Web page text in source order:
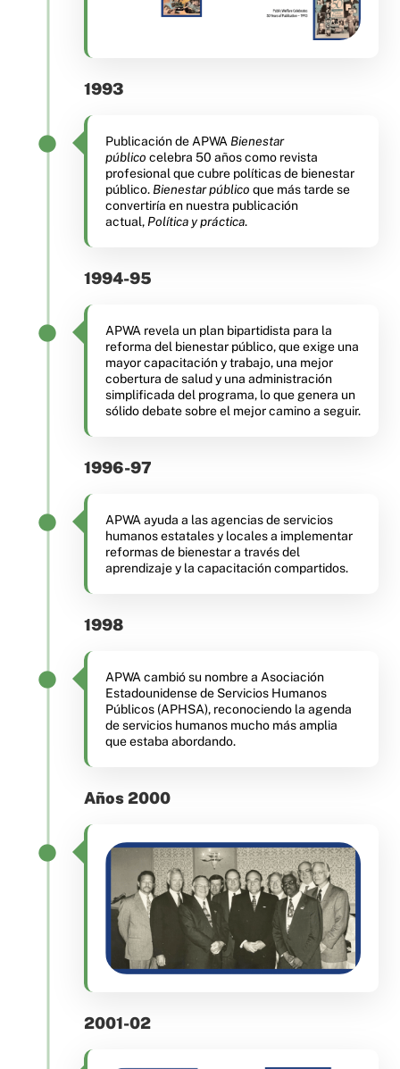
1993
Publicación de APWA Bienestar
público celebra 50 años como revista
profesional que cubre políticas de bienestar
público. Bienestar público que más tarde se
convertiría en nuestra publicación
actual, Política y práctica.
1994-95
APWA revela un plan bipartidista para la
reforma del bienestar público, que exige una
mayor capacitación y trabajo, una mejor
cobertura de salud y una administración
simplificada del programa, lo que genera un
sólido debate sobre el mejor camino a seguir.
1996-97
APWA ayuda a las agencias de servicios
humanos estatales y locales a implementar
reformas de bienestar a través del
aprendizaje y la capacitación compartidos.
1998
APWA cambió su nombre a Asociación
Estadounidense de Servicios Humanos
Públicos (APHSA), reconociendo la agenda
de servicios humanos mucho más amplia
que estaba abordando.
Años 2000
2001-02